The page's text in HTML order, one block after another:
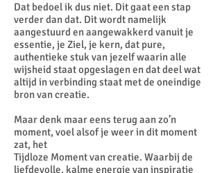
Dat bedoel ik dus niet. Dit gaat een stap
verder dan dat. Dit wordt namelijk
aangestuurd en aangewakkerd vanuit je
essentie, je Ziel, je kern, dat pure,
authentieke stuk van jezelf waarin alle
wijsheid staat opgeslagen en dat deel wat
altijd in verbinding staat met de oneindige
bron van creatie.
Maar denk maar eens terug aan zo’n
moment, voel alsof je weer in dit moment
zat, het
Tijdloze Moment van creatie. Waarbij de
liefdevolle, kalme energie van inspiratie